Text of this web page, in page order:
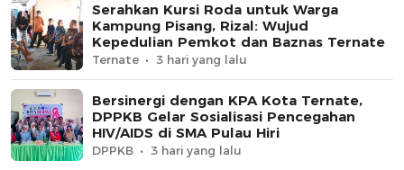
Serahkan Kursi Roda untuk Warga
Kampung Pisang, Rizal: Wujud
Kepedulian Pemkot dan Baznas Ternate
Ternate 3 hari yang lalu
Bersinergi dengan KPA Kota Ternate,
DPPKB Gelar Sosialisasi Pencegahan
HIV/AIDS di SMA Pulau Hiri
DPPKB 3 hari yang lalu